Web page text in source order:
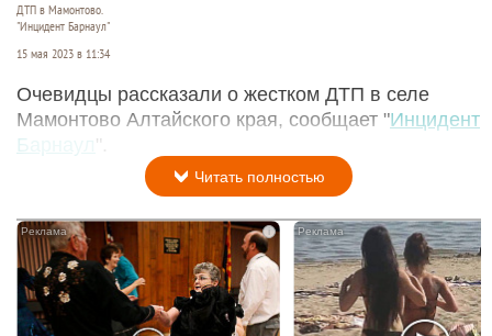
ДТП в Мамонтово.
"Инцидент Барнаул"
15 мая 2023 в 11:34
Очевидцы рассказали о жестком ДТП в селе
Мамонтово Алтайского края, сообщает "Инцидент
Барнаул ".
Читать полностью